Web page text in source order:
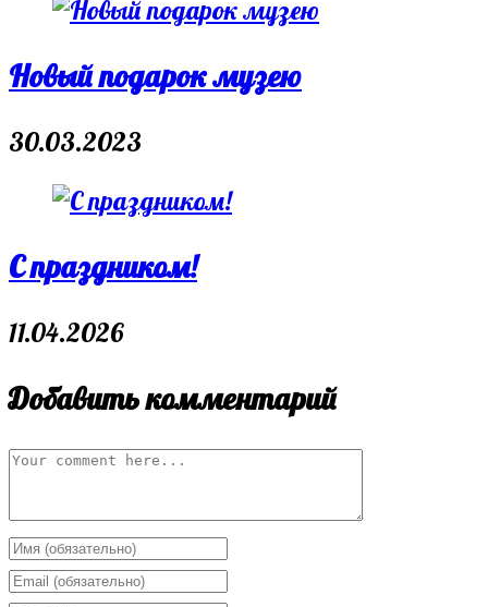
Новый подарок музею
30.03.2023
С праздником!
11.04.2026
Добавить комментарий